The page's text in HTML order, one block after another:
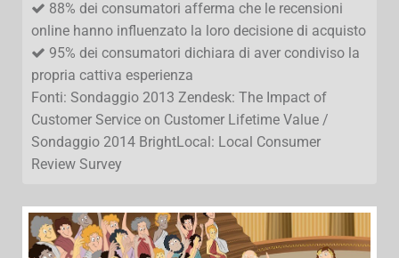
88% dei consumatori afferma che le recensioni
online hanno influenzato la loro decisione di acquisto
95% dei consumatori dichiara di aver condiviso la
propria cattiva esperienza
Fonti: Sondaggio 2013 Zendesk: The Impact of
Customer Service on Customer Lifetime Value /
Sondaggio 2014 BrightLocal: Local Consumer
Review Survey